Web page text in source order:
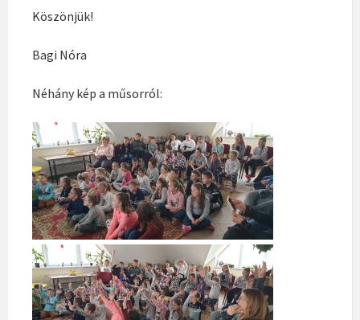
Köszönjük!
Bagi Nóra
Néhány kép a műsorról: